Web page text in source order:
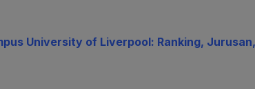
University of Liverpool: Ranking,